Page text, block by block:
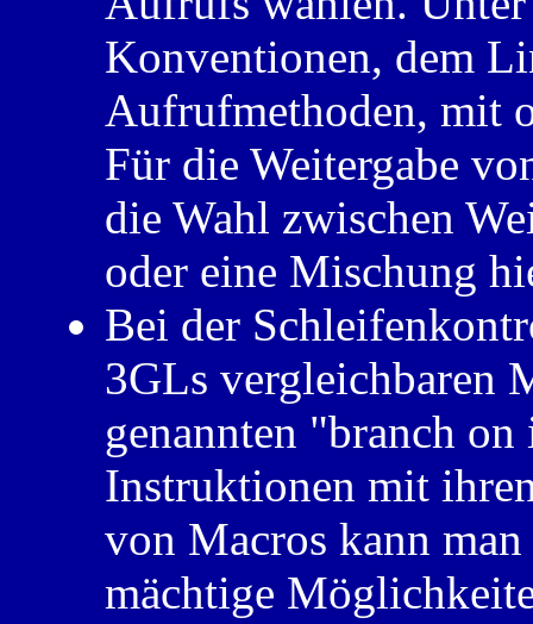
Konventionen, dem
Aufrufmethoden, mit
Für die Weitergabe
die Wahl zwischen
oder eine Mischung
Bei der
3GLs vergleichbaren
genannten "branch
Instruktionen mit
von Macros kann
mächtige